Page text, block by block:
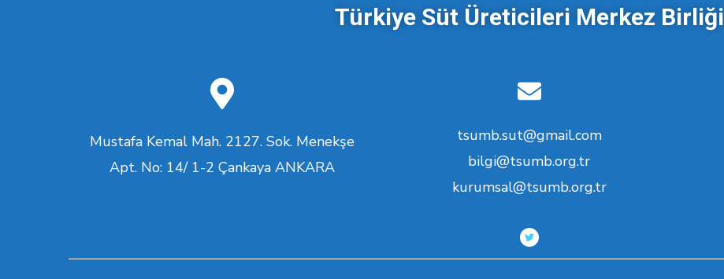
Türkiye Süt Üreticileri Merkez Birliği
Mustafa Kemal Mah. 2127. Sok. Menekşe
Apt. No: 14/ 1-2 Çankaya ANKARA
tsumb.sut@gmail.com
bilgi@tsumb.org.tr
kurumsal@tsumb.org.tr